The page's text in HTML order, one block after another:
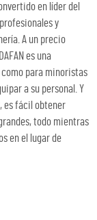
en líder del
y
A un precio
es una
para minoristas
a su personal. Y
es fácil obtener
todo mientras
en el lugar de